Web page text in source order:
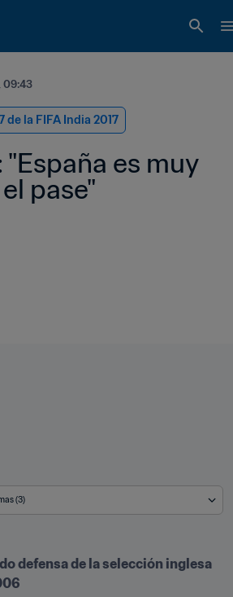
09:43
de la FIFA India 2017
es muy
pase"
(3)
defensa de la selección inglesa